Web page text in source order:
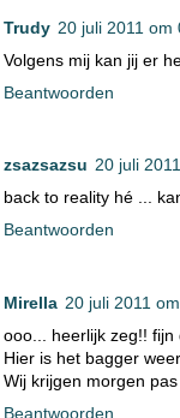
Trudy 20 juli 2011 om
Volgens mij kan jij er
Beantwoorden
zsazsazsu 20 juli
back to reality hé ...
Beantwoorden
Mirella 20 juli 2011
ooo... heerlijk zeg!!
Hier is het bagger
Wij krijgen morgen
Beantwoorden